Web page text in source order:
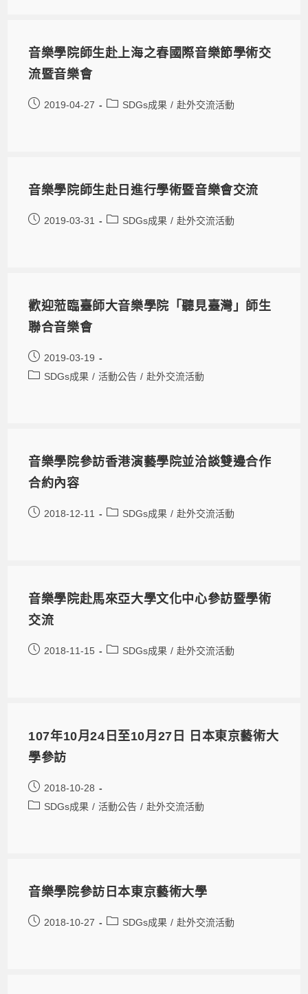
音樂學院師生赴上海之春國際音樂節學術交
流暨音樂會
2019-04-27 SDGs成果 / 赴外交流活動
音樂學院師生赴日進行學術暨音樂會交流
2019-03-31 SDGs成果 / 赴外交流活動
歡迎蒞臨臺師大音樂學院「聽見臺灣」師生
聯合音樂會
2019-03-19
SDGs成果 / 活動公告 / 赴外交流活動
音樂學院參訪香港演藝學院並洽談雙邊合作
合約內容
2018-12-11 SDGs成果 / 赴外交流活動
音樂學院赴馬來亞大學文化中心參訪暨學術
交流
2018-11-15 SDGs成果 / 赴外交流活動
107年10月24日至10月27日 日本東京藝術大
學參訪
2018-10-28
SDGs成果 / 活動公告 / 赴外交流活動
音樂學院參訪日本東京藝術大學
2018-10-27 SDGs成果 / 赴外交流活動